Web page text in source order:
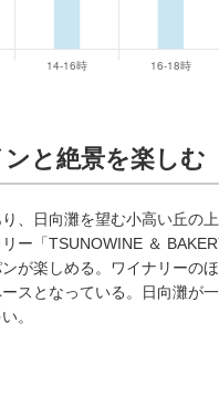
と絶景を楽しむ
、日向灘を望む小高い丘の
ー「TSUNOWINE ＆
が楽しめる。ワイナリーの
スとなっている。日向灘が
。